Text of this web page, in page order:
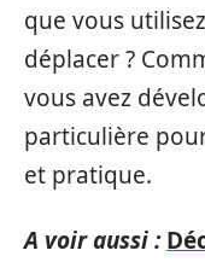
que vous
déplacer ?
vous avez
particulière
et pratique.
A voir aussi :